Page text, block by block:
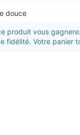
douce
produit vous
fidélité. Votre panier